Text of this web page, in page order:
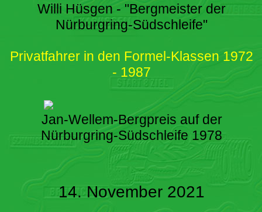
Willi Hüsgen - "Bergmeister der
Nürburgring-Südschleife"
Privatfahrer in den Formel-Klassen 1972
- 1987
Jan-Wellem-Bergpreis auf der
Nürburgring-Südschleife 1978
14. November 2021